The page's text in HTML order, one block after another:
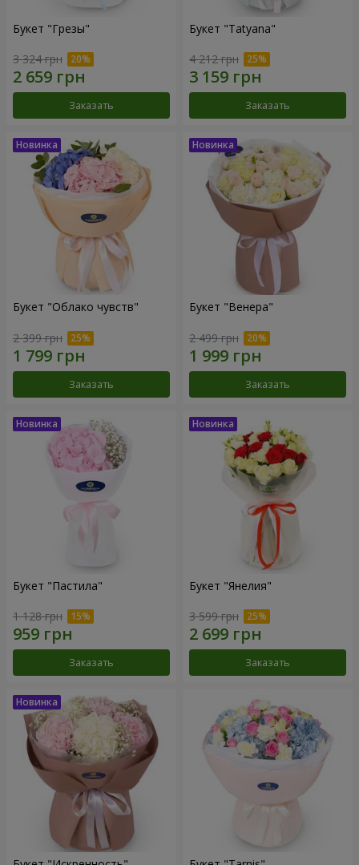
Букет "Грезы"
3 324 грн
Заказать
Букет "Tatyana"
4 212 грн
Заказать
Букет "Облако чувств"
2 399 грн
Заказать
Букет "Венера"
2 499 грн
Заказать
Букет "Пастила"
1 128 грн
Заказать
Букет "Янелия"
3 599 грн
Заказать